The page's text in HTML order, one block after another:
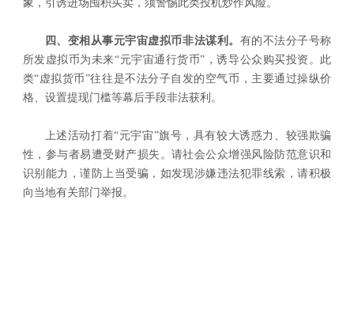
象，引诱进场囤积买卖，须警惕此类投机炒作风险。
四、变相从事元宇宙虚拟币非法谋利。 有的不法分子号称
所发虚拟币为未来“元宇宙通行货币”，诱导公众购买投资。此
类“虚拟货币”往往是不法分子自发的空气币，主要通过操纵价
格、设置提现门槛等幕后手段非法获利。
上述活动打着“元宇宙”旗号，具有较大诱惑力、较强欺骗
性，参与者易遭受财产损失。请社会公众增强风险防范意识和
识别能力，谨防上当受骗，如发现涉嫌违法犯罪线索，请积极
向当地有关部门举报。